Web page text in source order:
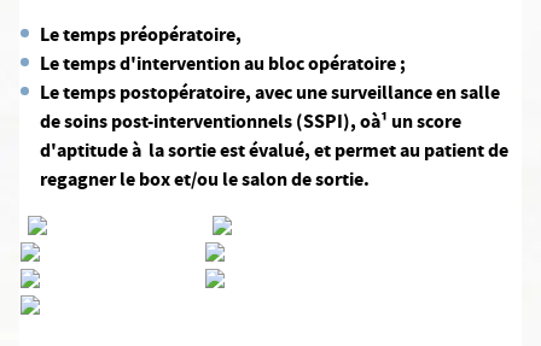
Le temps préopératoire,
Le temps d'intervention au bloc opératoire ;
Le temps postopératoire, avec une surveillance en salle
de soins post-interventionnels (SSPI), oà¹ un score
d'aptitude à la sortie est évalué, et permet au patient de
regagner le box et/ou le salon de sortie.